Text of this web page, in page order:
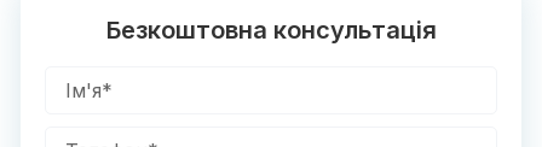
Безкоштовна консультація